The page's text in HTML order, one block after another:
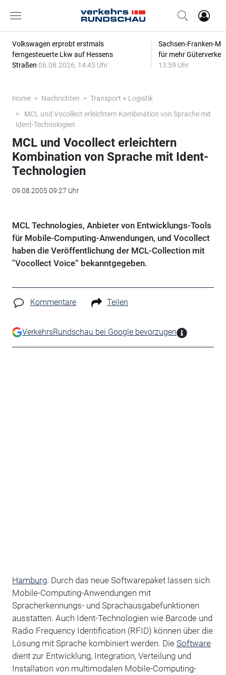
Volkswagen erprobt erstmals
ferngesteuerte Lkw auf Hessens
Straßen 06.08.2026, 14:45 Uhr
Sachsen-Franken-
für mehr
13:59 Uhr
Home Nachrichten
Transport + Logistik
MCL und Vocollect erleichtern Kombination von Sprache mit
Ident-Technologien
MCL und Vocollect erleichtern
Kombination von Sprache mit Ident-
Technologien
09.08.2005 09:27 Uhr
MCL Technologies, Anbieter von Entwicklungs-Tools
für Mobile-Computing-Anwendungen, und Vocollect
haben die Veröffentlichung der MCL-Collection mit
"Vocollect Voice“ bekanntgegeben.
Kommentare Teilen
VerkehrsRundschau bei Google bevorzugen
Hamburg. Durch das neue Softwarepaket lassen sich
Mobile-Computing-Anwendungen mit
Spracherkennungs- und Sprachausgabefunktionen
ausstatten. Auch Ident-Technologien wie Barcode und
Radio Frequency Identification (RFID) können über die
Lösung mit Sprache kombiniert werden. Die Software
dient zur Entwicklung, Integration, Verteilung und
Installation von multimodalen Mobile-Computing-